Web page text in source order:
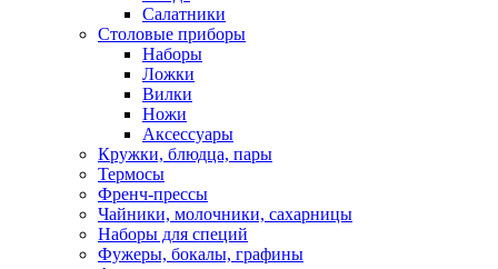
Салатники
Столовые приборы
Наборы
Ложки
Вилки
Ножи
Аксессуары
Кружки, блюдца, пары
Термосы
Френч-прессы
Чайники, молочники, сахарницы
Наборы для специй
Фужеры, бокалы, графины